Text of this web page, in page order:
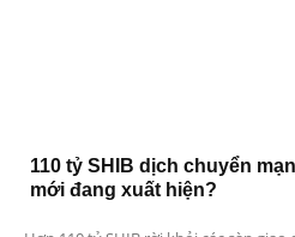
110 tỷ SHIB dịch chuyển
mới đang xuất hiện?